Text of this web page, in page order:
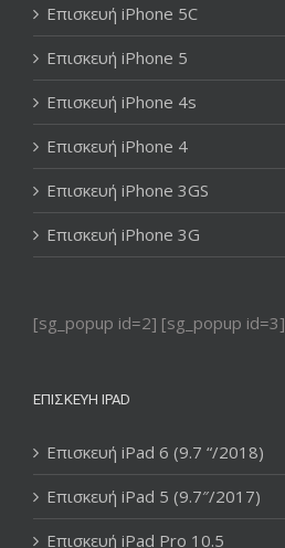
Επισκευή iPhone 5C
Επισκευή iPhone 5
Επισκευή iPhone 4s
Επισκευή iPhone 4
Επισκευή iPhone 3GS
Επισκευή iPhone 3G
[sg_popup id=2] [sg_popup id=3]
ΕΠΙΣΚΕΥΉ IPAD
Επισκευή iPad 6 (9.7 “/2018)
Επισκευή iPad 5 (9.7″/2017)
Επισκευή iPad Pro 10.5